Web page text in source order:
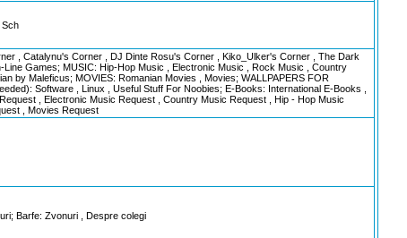
Sch
, Catalynu's Corner , DJ Dinte Rosu's Corner , Kiko_Ulker's Corner , The Dark
Games; MUSIC: Hip-Hop Music , Electronic Music , Rock Music , Country
by Maleficus; MOVIES: Romanian Movies , Movies; WALLPAPERS FOR
Software , Linux , Useful Stuff For Noobies; E-Books: International E-Books ,
, Electronic Music Request , Country Music Request , Hip - Hop Music
, Movies Request
Barfe: Zvonuri , Despre colegi